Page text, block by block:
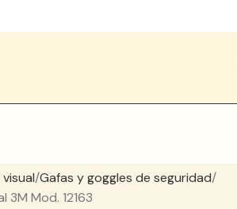
Gafas y goggles de seguridad
Mod. 12163